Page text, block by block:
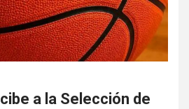
a la Selección de